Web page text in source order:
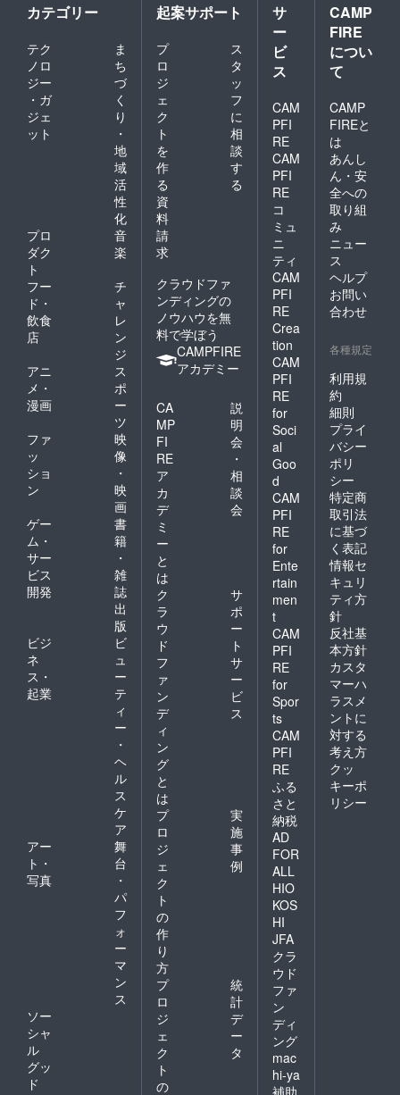
カテゴリー
テク
ノロ
ジー
・ガ
ジェ
ット
ま
ち
づ
く
り
・
地
域
活
性
化
プロ
ダク
ト
音
楽
フー
ド・
飲食
店
チ
ャ
レ
ン
ジ
アニ
メ・
漫画
ス
ポ
ー
ツ
ファ
ッ
ショ
ン
映
像
・
映
画
ゲー
ム・
サー
ビス
開発
書
籍
・
雑
誌
出
版
ビジ
ネ
ス・
起業
ビ
ュ
ー
テ
ィ
ー
・
ヘ
ル
ス
ケ
ア
アー
ト・
写真
舞
台
・
パ
フ
ォ
ー
マ
ン
ス
ソー
シャ
ル
グッ
ド
起案サポート
プ
ロ
ジ
ェ
ク
ト
を
作
る
ス
タ
ッ
フ
に
相
談
す
る
資
料
請
求
クラウドファ
ンディングの
ノウハウを無
料で学ぼう
CAMPFIRE
アカデミー
CA
MP
FI
RE
ア
カ
デ
ミ
ー
と
は
説
明
会
・
相
談
会
ク
ラ
ウ
ド
フ
ァ
ン
デ
ィ
ン
グ
と
は
サ
ポ
ー
ト
サ
ー
ビ
ス
プ
ロ
ジ
ェ
ク
ト
の
作
り
方
実
施
事
例
プ
ロ
ジ
ェ
ク
ト
の
統
計
デ
ー
タ
サ
ー
ビ
ス
CAM
PFI
RE
CAM
PFI
RE
コ
ミュ
ニ
ティ
CAM
PFI
RE
Crea
tion
CAM
PFI
RE
for
Soci
al
Goo
d
CAM
PFI
RE
for
Ente
rtain
men
t
CAM
PFI
RE
for
Spor
ts
CAM
PFI
RE
ふる
さと
納税
AD
FOR
ALL
HIO
KOS
HI
JFA
クラ
ウド
ファ
ン
ディ
ング
mac
hi-ya
補助
CAMP
FIRE
につい
て
CAMP
FIREと
は
あんし
ん・安
全への
取り組
み
ニュー
ス
ヘルプ
お問い
合わせ
各種規定
利用規
約
細則
プライ
バシー
ポリ
シー
特定商
取引法
に基づ
く表記
情報セ
キュリ
ティ方
針
反社基
本方針
カスタ
マーハ
ラスメ
ントに
対する
考え方
クッ
キーポ
リシー